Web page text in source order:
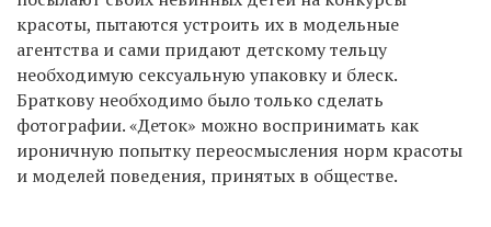
красоты, пытаются устроить их в модельные
агентства и сами придают детскому тельцу
необходимую сексуальную упаковку и блеск.
Браткову необходимо было только сделать
фотографии. «Деток» можно воспринимать как
ироничную попытку переосмысления норм красоты
и моделей поведения, принятых в обществе.